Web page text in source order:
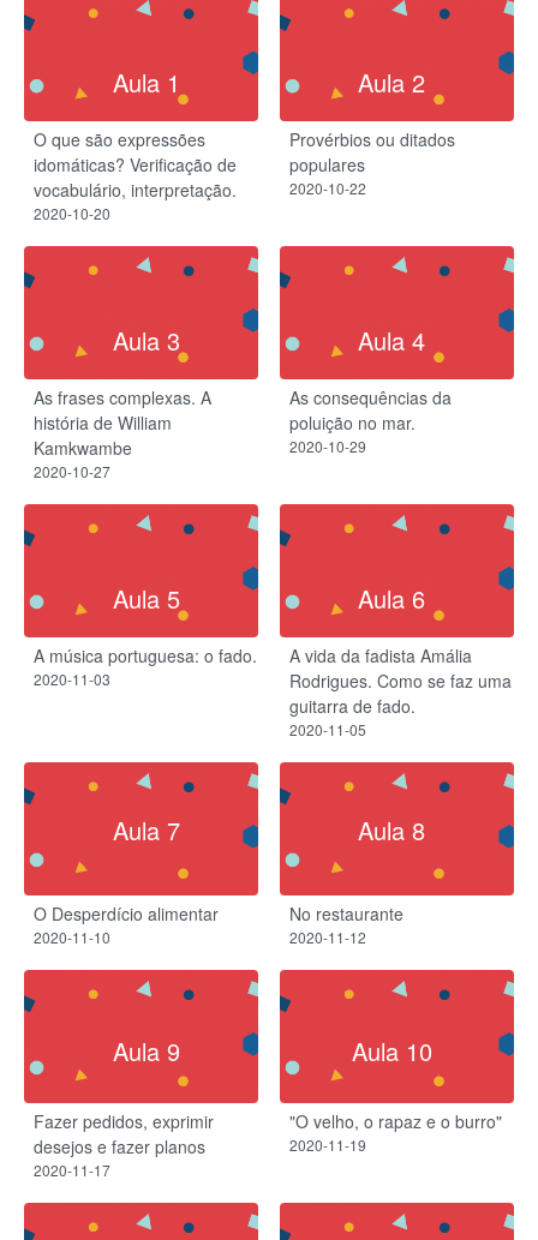
Aula 1
O que são expressões
idomáticas? Verificação de
vocabulário, interpretação.
2020-10-20
Aula 2
Provérbios ou ditados
populares
2020-10-22
Aula 3
As frases complexas. A
história de William
Kamkwambe
2020-10-27
Aula 4
As consequências da
poluição no mar.
2020-10-29
Aula 5
A música portuguesa: o fado.
2020-11-03
Aula 6
A vida da fadista Amália
Rodrigues.​ Como se faz uma
guitarra de fado.​
2020-11-05
Aula 7
O Desperdício alimentar
2020-11-10
Aula 8
No restaurante
2020-11-12
Aula 9
Fazer pedidos, exprimir
desejos e fazer planos
2020-11-17
Aula 10
"O velho, o rapaz e o burro"
2020-11-19